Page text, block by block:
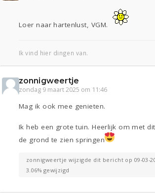
Loer naar hartenlust, VGM.
Ik vind hier dingen van.
zonnigweertje
zondag 9 maart 2025 om 11:46
Mag ik ook mee genieten.
Ik heb een grote tuin. Heerlijk om met
de grond te zien springen
zonnigweertje wijzigde dit bericht op 09-03-
3.06% gewijzigd